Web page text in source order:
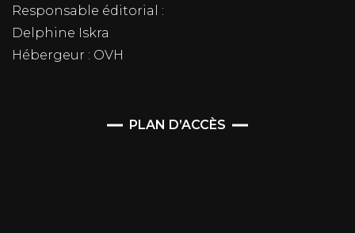
Responsable éditorial :
Delphine Iskra
Hébergeur : OVH
PLAN D’ACCÈS